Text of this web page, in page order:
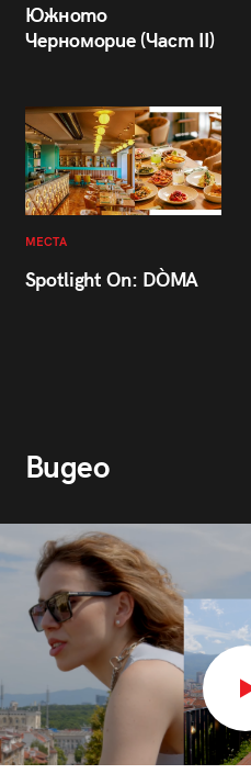
Южното
Черноморие (Част II)
МЕСТА
Spotlight On: DÒMA
Видео